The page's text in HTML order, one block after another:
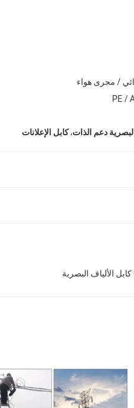
/ مجرى هواء
PE /
دعم الذات,كابل الإعلانات